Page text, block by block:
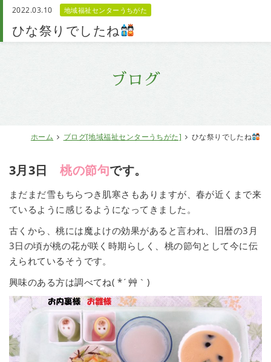
ブログ
ホーム ブログ[地域福祉センターうちがた] ひな祭りでしたね
2022.03.10 地域福祉センターうちがた
ひな祭りでしたね
3月3日桃の節句です。
まだまだ雪もちらつき肌寒さもありますが、春が近くまで来
ているように感じるようになってきました。
古くから、桃には魔よけの効果があると言われ、旧暦の3月
3日の頃が桃の花が咲く時期らしく、桃の節句として今に伝
えられているそうです。
興味のある方は調べてね( *´艸｀)